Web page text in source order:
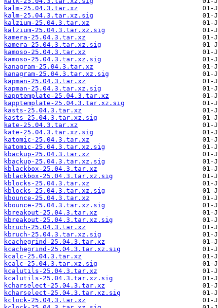
kalm-25.04.3.tar.xz
kalm-25.04.3.tar.xz.sig
kalzium-25.04.3.tar.xz
kalzium-25.04.3.tar.xz.sig
kamera-25.04.3.tar.xz
kamera-25.04.3.tar.xz.sig
kamoso-25.04.3.tar.xz
kamoso-25.04.3.tar.xz.sig
kanagram-25.04.3.tar.xz
kanagram-25.04.3.tar.xz.sig
kapman-25.04.3.tar.xz
kapman-25.04.3.tar.xz.sig
kapptemplate-25.04.3.tar.xz
kapptemplate-25.04.3.tar.xz.sig
kasts-25.04.3.tar.xz
kasts-25.04.3.tar.xz.sig
kate-25.04.3.tar.xz
kate-25.04.3.tar.xz.sig
katomic-25.04.3.tar.xz
katomic-25.04.3.tar.xz.sig
kbackup-25.04.3.tar.xz
kbackup-25.04.3.tar.xz.sig
kblackbox-25.04.3.tar.xz
kblackbox-25.04.3.tar.xz.sig
kblocks-25.04.3.tar.xz
kblocks-25.04.3.tar.xz.sig
kbounce-25.04.3.tar.xz
kbounce-25.04.3.tar.xz.sig
kbreakout-25.04.3.tar.xz
kbreakout-25.04.3.tar.xz.sig
kbruch-25.04.3.tar.xz
kbruch-25.04.3.tar.xz.sig
kcachegrind-25.04.3.tar.xz
kcachegrind-25.04.3.tar.xz.sig
kcalc-25.04.3.tar.xz
kcalc-25.04.3.tar.xz.sig
kcalutils-25.04.3.tar.xz
kcalutils-25.04.3.tar.xz.sig
kcharselect-25.04.3.tar.xz
kcharselect-25.04.3.tar.xz.sig
kclock-25.04.3.tar.xz